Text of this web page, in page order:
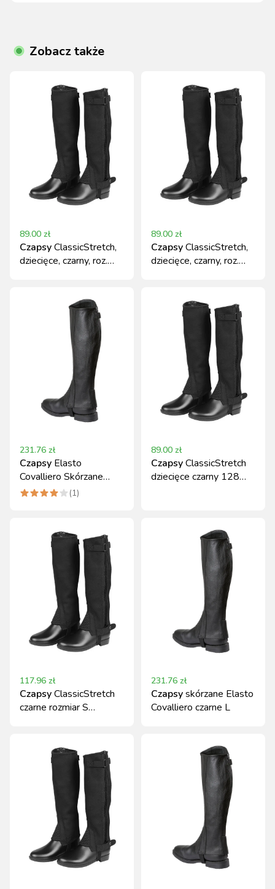
Zobacz także
89.00 zł
CzapsyClassicStretch,
dziecięce, czarny, roz.
89.00 zł
CzapsyClassicStretch,
dziecięce, czarny, roz.
231.76 zł
Czapsy Elasto
Covalliero Skórzane
Czarne Rozmiar M
(1)
89.00 zł
CzapsyClassicStretch
dziecięce czarny 128
117.96 zł
CzapsyClassicStretch
czarne rozmiar S
231.76 zł
Czapsyskórzane Elasto
Covalliero czarne L